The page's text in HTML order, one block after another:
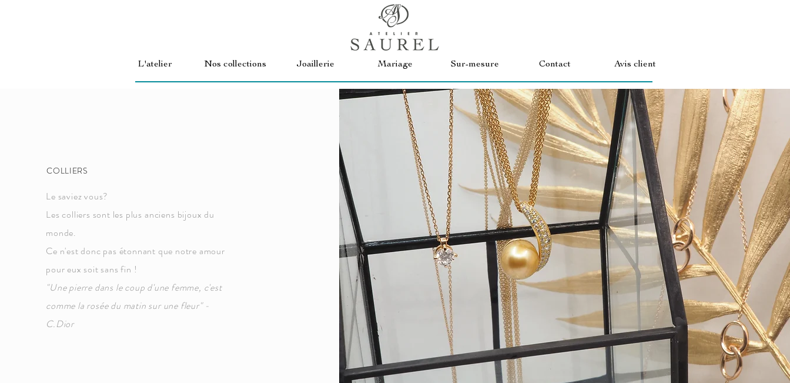
L'atelier Nos collections Joaillerie Mariage Sur-mesure Contact Avis client
COLLIERS
Le saviez vous?
Les colliers sont les plus anciens bijoux du
monde.
Ce n'est donc pas étonnant que notre amour
pour eux soit sans fin !
"Une pierre dans le coup d'une femme, c'est
comme la rosée du matin sur une fleur" -
C.Dior